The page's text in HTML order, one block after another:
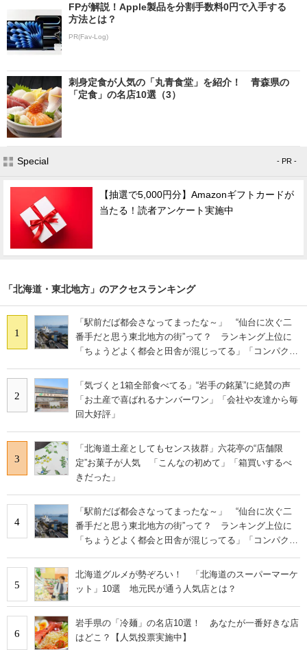
FPが解説！Apple製品を分割手数料0円で入手する
方法とは？
PR(Fav-Log)
刺身定食が人気の「丸青食堂」を紹介！ 青森県の
「定食」の名店10選（3）
Special - PR -
【抽選で5,000円分】Amazonギフトカードが
当たる！読者アンケート実施中
「北海道・東北地方」のアクセスランキング
1
「駅前だば都会さなってまったな～」 “仙台に次ぐ二
番手だと思う東北地方の街”って？ ランキング上位に
「ちょうどよく都会と田舎が混じってる」「コンパクト
2
「気づくと1箱全部食べてる」“岩手の銘菓”に絶賛の声
「お土産で喜ばれるナンバーワン」「会社や友達から毎
回大好評」
3
「北海道土産としてもセンス抜群」六花亭の“店舗限
定”お菓子が人気 「こんなの初めて」「箱買いするべ
きだった」
4
「駅前だば都会さなってまったな～」 “仙台に次ぐ二
番手だと思う東北地方の街”って？ ランキング上位に
「ちょうどよく都会と田舎が混じってる」「コンパクト
5
北海道グルメが勢ぞろい！ 「北海道のスーパーマーケ
ット」10選 地元民が通う人気店とは？
6
岩手県の「冷麺」の名店10選！ あなたが一番好きな店
はどこ？【人気投票実施中】